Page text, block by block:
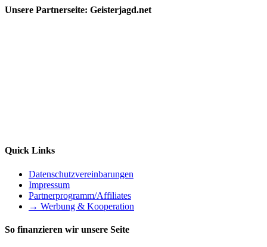
Unsere Partnerseite: Geisterjagd.net
Quick Links
Datenschutzvereinbarungen
Impressum
Partnerprogramm/Affiliates
→ Werbung & Kooperation
So finanzieren wir unsere Seite